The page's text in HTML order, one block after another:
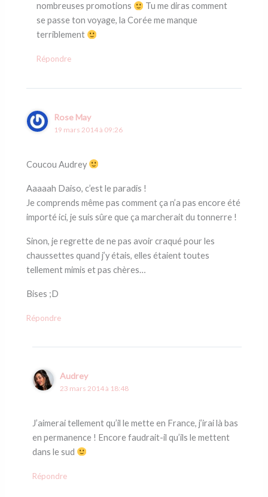
nombreuses promotions
Tu me diras comment
se passe ton voyage, la Corée me manque
terriblement
Répondre
Rose May
19 mars 2014 à 09:26
Coucou Audrey
Aaaaah Daiso, c’est le paradis !
Je comprends même pas comment ça n’a pas encore été
importé ici, je suis sûre que ça marcherait du tonnerre !
Sinon, je regrette de ne pas avoir craqué pour les
chaussettes quand j’y étais, elles étaient toutes
tellement mimis et pas chères…
Bises ;D
Répondre
Audrey
23 mars 2014 à 18:48
J’aimerai tellement qu’il le mette en France, j’irai là bas
en permanence ! Encore faudrait-il qu’ils le mettent
dans le sud
Répondre